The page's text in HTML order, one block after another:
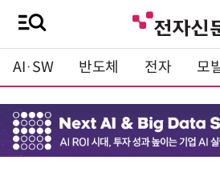
AI·SW 반도체 전자 모